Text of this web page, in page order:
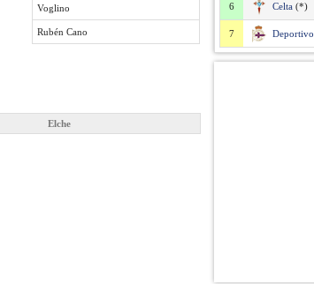
Voglino
Rubén Cano
Elche
6 Celta (*)
7 Deportivo